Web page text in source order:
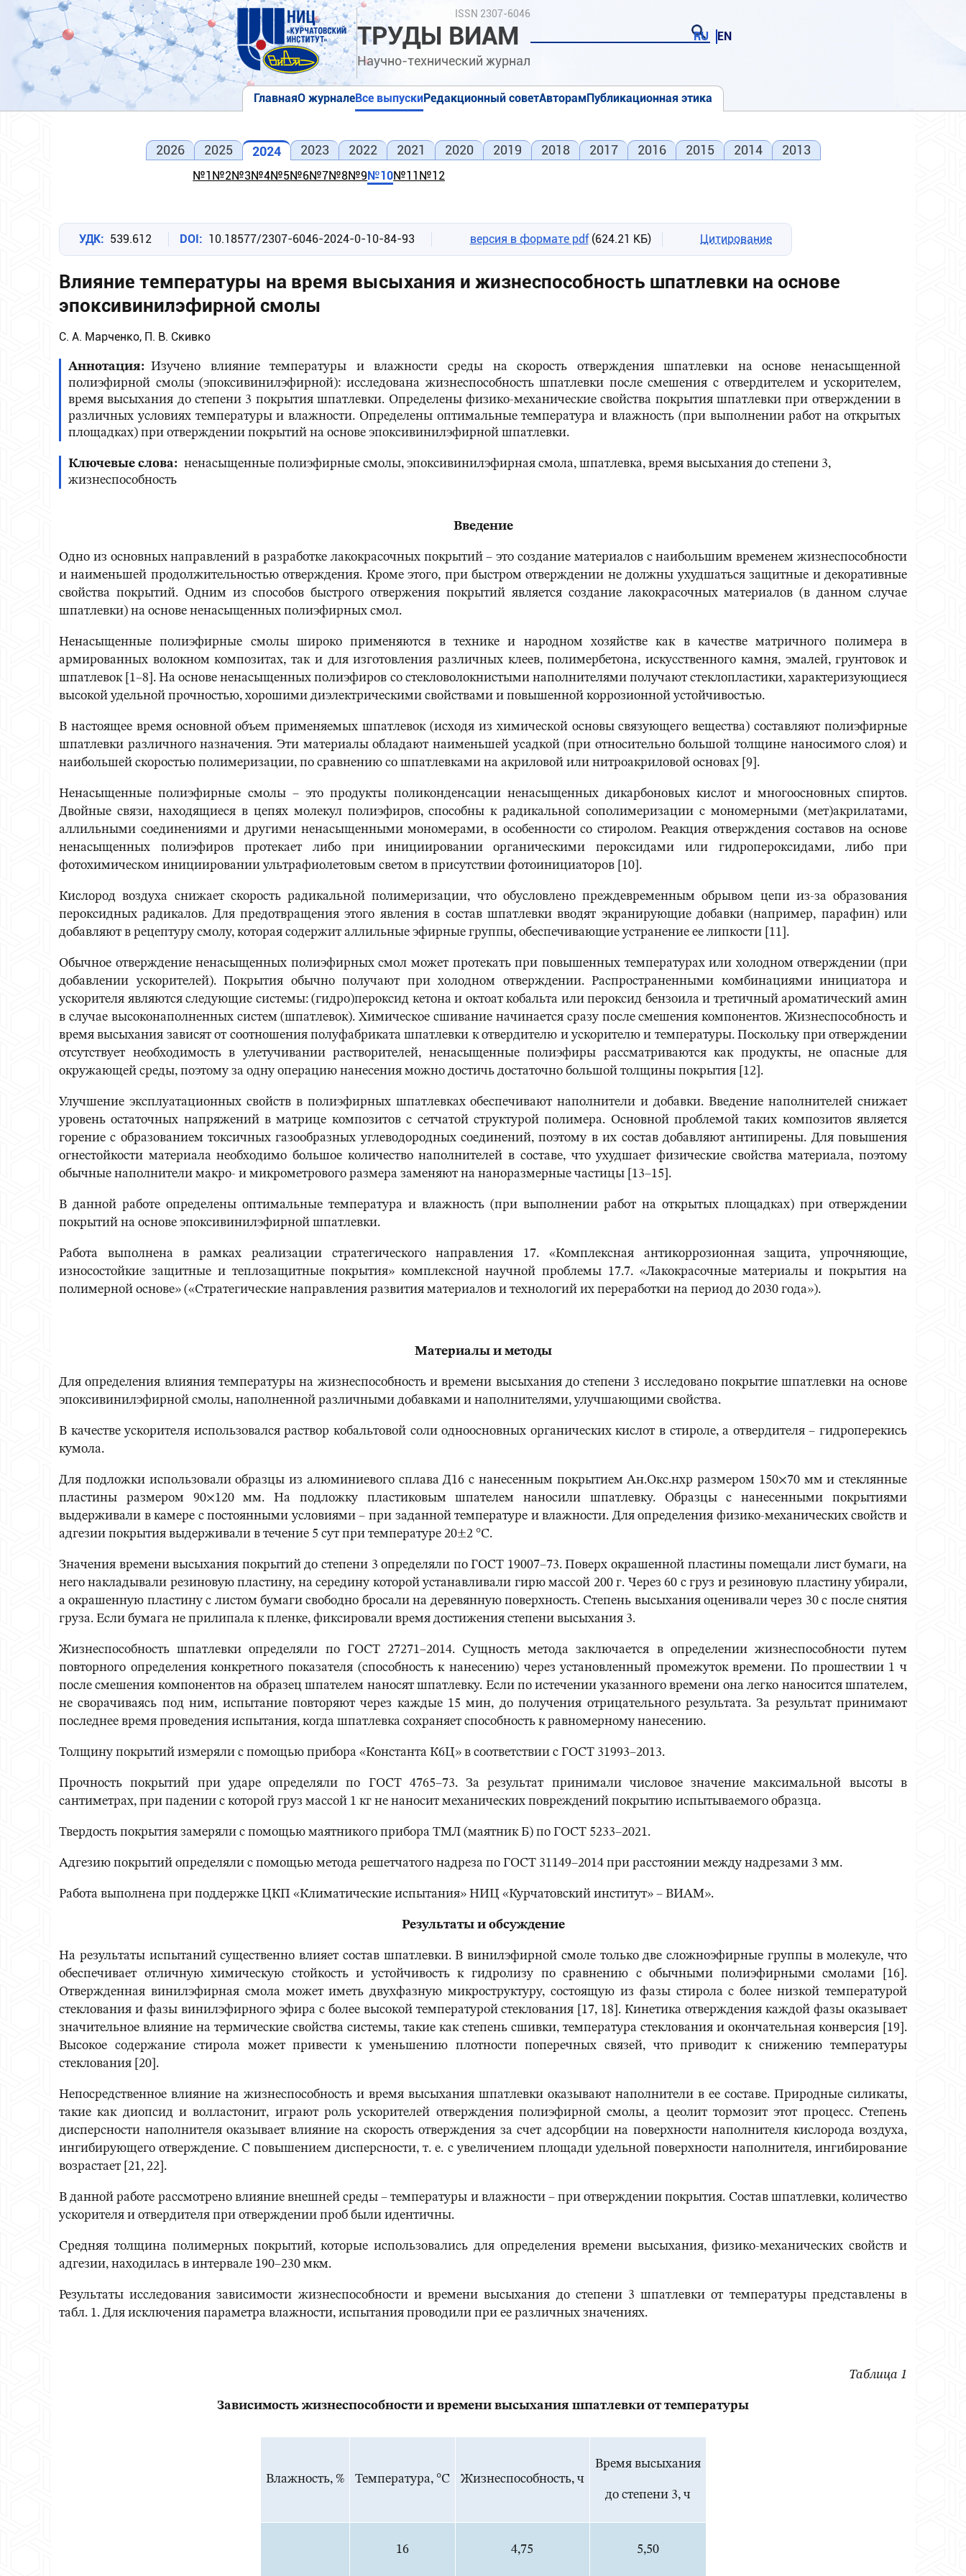
Перейти
основному
содержанию
ISSN 2307-6046
ТРУДЫ ВИАМ
Научно-технический журнал
RU
EN
Основная
ГлавнаяО журналеВсе выпускиРедакционный советАвторамПубликационная этика
2026 2025 2024
№1 №2№3№4№5№6№7№8№9№10№11 №12
2023 2022 2021 2020 2019 2018 2017 2016 2015 2014 2013
УДК 539.612 DOI 10.18577/2307-6046-2024-0-10-84-93 версия в формате pdf (624.21 КБ) Цитирование
Влияние температуры на время высыхания и жизнеспособность шпатлевки на основе
эпоксивинилэфирной смолы
С. А. Марченко, П. В. Скивко
Аннотация
Изучено влияние температуры и влажности среды на скорость отверждения шпатлевки на основе ненасыщенной
полиэфирной смолы (эпоксивинилэфирной): исследована жизнеспособность шпатлевки после смешения с отвердителем и ускорителем,
время высыхания до степени 3 покрытия шпатлевки. Определены физико-механические свойства покрытия шпатлевки при отверждении в
различных условиях температуры и влажности. Определены оптимальные температура и влажность (при выполнении работ на открытых
площадках) при отверждении покрытий на основе эпоксивинилэфирной шпатлевки.
Ключевые слова
ненасыщенные полиэфирные смолы, эпоксивинилэфирная смола, шпатлевка, время высыхания до степени 3,
жизнеспособность
Введение
Одно из основных направлений в разработке лакокрасочных покрытий – это создание материалов с наибольшим временем жизнеспособности
и наименьшей продолжительностью отверждения. Кроме этого, при быстром отверждении не должны ухудшаться защитные и декоративные
свойства покрытий. Одним из способов быстрого отвержения покрытий является создание лакокрасочных материалов (в данном случае
шпатлевки) на основе ненасыщенных полиэфирных смол.
Ненасыщенные полиэфирные смолы широко применяются в технике и народном хозяйстве как в качестве матричного полимера в
армированных волокном композитах, так и для изготовления различных клеев, полимербетона, искусственного камня, эмалей, грунтовок и
шпатлевок [1–8]. На основе ненасыщенных полиэфиров со стекловолокнистыми наполнителями получают стеклопластики, характеризующиеся
высокой удельной прочностью, хорошими диэлектрическими свойствами и повышенной коррозионной устойчивостью.
В настоящее время основной объем применяемых шпатлевок (исходя из химической основы связующего вещества) составляют полиэфирные
шпатлевки различного назначения. Эти материалы обладают наименьшей усадкой (при относительно большой толщине наносимого слоя) и
наибольшей скоростью полимеризации, по сравнению со шпатлевками на акриловой или нитроакриловой основах [9].
Ненасыщенные полиэфирные смолы – это продукты поликонденсации ненасыщенных дикарбоновых кислот и многоосновных спиртов.
Двойные связи, находящиеся в цепях молекул полиэфиров, способны к радикальной сополимеризации с мономерными (мет)акрилатами,
аллильными соединениями и другими ненасыщенными мономерами, в особенности со стиролом. Реакция отверждения составов на основе
ненасыщенных полиэфиров протекает либо при инициировании органическими пероксидами или гидропероксидами, либо при
фотохимическом инициировании ультрафиолетовым светом в присутствии фотоинициаторов [10].
Кислород воздуха снижает скорость радикальной полимеризации, что обусловлено преждевременным обрывом цепи из-за образования
пероксидных радикалов. Для предотвращения этого явления в состав шпатлевки вводят экранирующие добавки (например, парафин) или
добавляют в рецептуру смолу, которая содержит аллильные эфирные группы, обеспечивающие устранение ее липкости [11].
Обычное отверждение ненасыщенных полиэфирных смол может протекать при повышенных температурах или холодном отверждении (при
добавлении ускорителей). Покрытия обычно получают при холодном отверждении. Распространенными комбинациями инициатора и
ускорителя являются следующие системы: (гидро)пероксид кетона и октоат кобальта или пероксид бензоила и третичный ароматический амин
в случае высоконаполненных систем (шпатлевок). Химическое сшивание начинается сразу после смешения компонентов. Жизнеспособность и
время высыхания зависят от соотношения полуфабриката шпатлевки к отвердителю и ускорителю и температуры. Поскольку при отверждении
отсутствует необходимость в улетучивании растворителей, ненасыщенные полиэфиры рассматриваются как продукты, не опасные для
окружающей среды, поэтому за одну операцию нанесения можно достичь достаточно большой толщины покрытия [12].
Улучшение эксплуатационных свойств в полиэфирных шпатлевках обеспечивают наполнители и добавки. Введение наполнителей снижает
уровень остаточных напряжений в матрице композитов с сетчатой структурой полимера. Основной проблемой таких композитов является
горение с образованием токсичных газообразных углеводородных соединений, поэтому в их состав добавляют антипирены. Для повышения
огнестойкости материала необходимо большое количество наполнителей в составе, что ухудшает физические свойства материала, поэтому
обычные наполнители макро- и микрометрового размера заменяют на наноразмерные частицы [13–15].
В данной работе определены оптимальные температура и влажность (при выполнении работ на открытых площадках) при отверждении
покрытий на основе эпоксивинилэфирной шпатлевки.
Работа выполнена в рамках реализации стратегического направления 17. «Комплексная антикоррозионная защита, упрочняющие,
износостойкие защитные и теплозащитные покрытия» комплексной научной проблемы 17.7. «Лакокрасочные материалы и покрытия на
полимерной основе» («Стратегические направления развития материалов и технологий их переработки на период до 2030 года»).
Материалы и методы
Для определения влияния температуры на жизнеспособность и времени высыхания до степени 3 исследовано покрытие шпатлевки на основе
эпоксивинилэфирной смолы, наполненной различными добавками и наполнителями, улучшающими свойства.
В качестве ускорителя использовался раствор кобальтовой соли одноосновных органических кислот в стироле, а отвердителя – гидроперекись
кумола.
Для подложки использовали образцы из алюминиевого сплава Д16 с нанесенным покрытием Ан.Окс.нхр размером 150×70 мм и стеклянные
пластины размером 90×120 мм. На подложку пластиковым шпателем наносили шпатлевку. Образцы с нанесенными покрытиями
выдерживали в камере с постоянными условиями – при заданной температуре и влажности. Для определения физико-механических свойств и
адгезии покрытия выдерживали в течение 5 сут при температуре 20±2 °С.
Значения времени высыхания покрытий до степени 3 определяли по ГОСТ 19007–73. Поверх окрашенной пластины помещали лист бумаги, на
него накладывали резиновую пластину, на середину которой устанавливали гирю массой 200 г. Через 60 с груз и резиновую пластину убирали,
а окрашенную пластину с листом бумаги свободно бросали на деревянную поверхность. Степень высыхания оценивали через 30 с после снятия
груза. Если бумага не прилипала к пленке, фиксировали время достижения степени высыхания 3.
Жизнеспособность шпатлевки определяли по ГОСТ 27271–2014. Сущность метода заключается в определении жизнеспособности путем
повторного определения конкретного показателя (способность к нанесению) через установленный промежуток времени. По прошествии 1 ч
после смешения компонентов на образец шпателем наносят шпатлевку. Если по истечении указанного времени она легко наносится шпателем,
не сворачиваясь под ним, испытание повторяют через каждые 15 мин, до получения отрицательного результата. За результат принимают
последнее время проведения испытания, когда шпатлевка сохраняет способность к равномерному нанесению.
Толщину покрытий измеряли с помощью прибора «Константа К6Ц» в соответствии с ГОСТ 31993–2013.
Прочность покрытий при ударе определяли по ГОСТ 4765–73. За результат принимали числовое значение максимальной высоты в
сантиметрах, при падении с которой груз массой 1 кг не наносит механических повреждений покрытию испытываемого образца.
Твердость покрытия замеряли с помощью маятникого прибора ТМЛ (маятник Б) по ГОСТ 5233–2021.
Адгезию покрытий определяли с помощью метода решетчатого надреза по ГОСТ 31149–2014 при расстоянии между надрезами 3 мм.
Работа выполнена при поддержке ЦКП «Климатические испытания» НИЦ «Курчатовский институт» – ВИАМ».
Результаты и обсуждение
На результаты испытаний существенно влияет состав шпатлевки. В винилэфирной смоле только две сложноэфирные группы в молекуле, что
обеспечивает отличную химическую стойкость и устойчивость к гидролизу по сравнению с обычными полиэфирными смолами [16].
Отвержденная винилэфирная смола может иметь двухфазную микроструктуру, состоящую из фазы стирола с более низкой температурой
стеклования и фазы винилэфирного эфира с более высокой температурой стеклования [17, 18]. Кинетика отверждения каждой фазы оказывает
значительное влияние на термические свойства системы, такие как степень сшивки, температура стеклования и окончательная конверсия [19].
Высокое содержание стирола может привести к уменьшению плотности поперечных связей, что приводит к снижению температуры
стеклования [20].
Непосредственное влияние на жизнеспособность и время высыхания шпатлевки оказывают наполнители в ее составе. Природные силикаты,
такие как диопсид и волластонит, играют роль ускорителей отверждения полиэфирной смолы, а цеолит тормозит этот процесс. Степень
дисперсности наполнителя оказывает влияние на скорость отверждения за счет адсорбции на поверхности наполнителя кислорода воздуха,
ингибирующего отверждение. С повышением дисперсности, т. е. с увеличением площади удельной поверхности наполнителя, ингибирование
возрастает [21, 22].
В данной работе рассмотрено влияние внешней среды – температуры и влажности – при отверждении покрытия. Состав шпатлевки, количество
ускорителя и отвердителя при отверждении проб были идентичны.
Средняя толщина полимерных покрытий, которые использовались для определения времени высыхания, физико-механических свойств и
адгезии, находилась в интервале 190–230 мкм.
Результаты исследования зависимости жизнеспособности и времени высыхания до степени 3 шпатлевки от температуры представлены в
табл. 1. Для исключения параметра влажности, испытания проводили при ее различных значениях.
Таблица 1
Зависимость жизнеспособности и времени высыхания шпатлевки от температуры
Влажность, % Температура, °С Жизнеспособность, ч
Время высыхания
до степени 3, ч
16 4,75 5,50